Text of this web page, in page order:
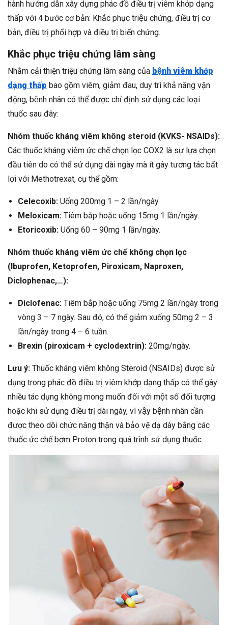
hành hướng dẫn xây dựng phác đồ điều trị viêm khớp dạng
thấp với 4 bước cơ bản: Khắc phục triệu chứng, điều trị cơ
bản, điều trị phối hợp và điều trị biến chứng.
Khắc phục triệu chứng lâm sàng
Nhằm cải thiện triệu chứng lâm sàng của bệnh viêm khớp
dạng thấp bao gồm viêm, giảm đau, duy trì khả năng vận
động, bệnh nhân có thể được chỉ định sử dụng các loại
thuốc sau đây:
Nhóm thuốc kháng viêm không steroid (KVKS- NSAIDs):
Các thuốc kháng viêm ức chế chọn lọc COX2 là sự lựa chọn
đầu tiên do có thể sử dụng dài ngày mà ít gây tương tác bất
lợi với Methotrexat, cụ thể gồm:
Celecoxib: Uống 200mg 1 – 2 lần/ngày.
Meloxicam: Tiêm bắp hoặc uống 15mg 1 lần/ngày.
Etoricoxib: Uống 60 – 90mg 1 lần/ngày.
Nhóm thuốc kháng viêm ức chế không chọn lọc
(Ibuprofen, Ketoprofen, Piroxicam, Naproxen,
Diclophenac,…):
Diclofenac: Tiêm bắp hoặc uống 75mg 2 lần/ngày trong
vòng 3 – 7 ngày. Sau đó, có thể giảm xuống 50mg 2 – 3
lần/ngày trong 4 – 6 tuần.
Brexin (piroxicam + cyclodextrin): 20mg/ngày.
Lưu ý: Thuốc kháng viêm không Steroid (NSAIDs) được sử
dụng trong phác đồ điều trị viêm khớp dạng thấp có thể gây
nhiều tác dụng không mong muốn đối với một số đối tượng
hoặc khi sử dụng điều trị dài ngày, vì vậy bệnh nhân cần
được theo dõi chức năng thận và bảo vệ dạ dày bằng các
thuốc ức chế bơm Proton trong quá trình sử dụng thuốc.